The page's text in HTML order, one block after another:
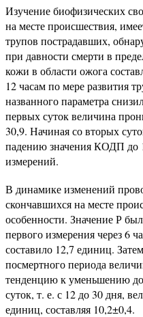
Изучение биофизических
на месте происшествия,
трупов пострадавших,
при давности смерти в
кожи в области ожога
12 часам по мере развития
названного параметра
первых суток величина
30,9. Начиная со вторых
падению значения КОДП до
измерений.
В динамике изменений
скончавшихся на месте
особенности. Значение Р
первого измерения через 6
составило 12,7 единиц.
посмертного периода
тенденцию к уменьшению
суток, т. е. с 12 до 30 дня,
единиц, составляя 10,2±0,4.